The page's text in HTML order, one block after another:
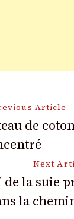
Article
de
Next
de la suie
la